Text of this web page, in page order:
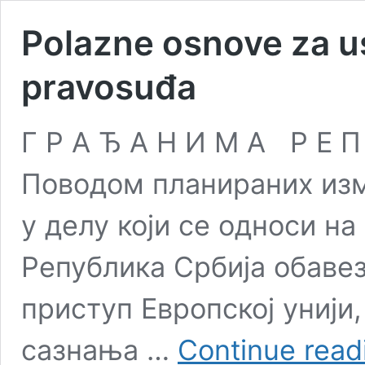
Polazne osnove za
pravosuđa
Г Р А Ђ А Н И М А Р Е
Поводом планираних
у делу који се односи
Република Србија
приступ Европској
сазнања … Continue